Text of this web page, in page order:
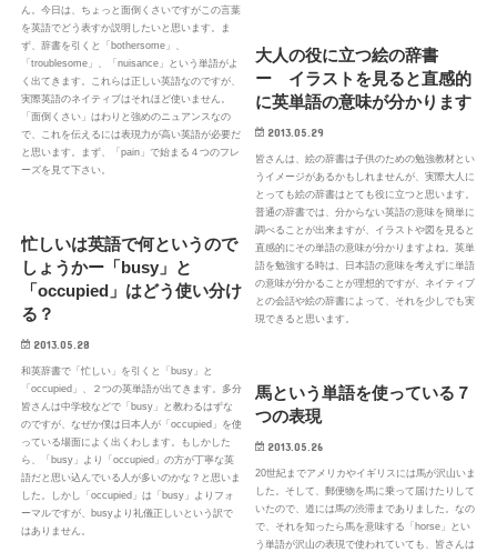
ん。今日は、ちょっと面倒くさいですがこの言葉
を英語でどう表すか説明したいと思います。ま
ず、辞書を引くと「bothersome」、
「troublesome」、「nuisance」という単語がよ
く出てきます。これらは正しい英語なのですが、
実際英語のネイティブはそれほど使いません。
「面倒くさい」はわりと強めのニュアンスなの
で、これを伝えるには表現力が高い英語が必要だ
と思います。まず、「pain」で始まる４つのフレ
ーズを見て下さい。
大人の役に立つ絵の辞書
ー イラストを見ると直感的
に英単語の意味が分かります
2013.05.29
皆さんは、絵の辞書は子供のための勉強教材とい
うイメージがあるかもしれませんが、実際大人に
とっても絵の辞書はとても役に立つと思います。
普通の辞書では、分からない英語の意味を簡単に
調べることが出来ますが、イラストや図を見ると
直感的にその単語の意味が分かりますよね。英単
語を勉強する時は、日本語の意味を考えずに単語
の意味が分かることが理想的ですが、ネイティブ
との会話や絵の辞書によって、それを少しでも実
現できると思います。
忙しいは英語で何というので
しょうかー「busy」と
「occupied」はどう使い分け
る？
2013.05.28
和英辞書で「忙しい」を引くと「busy」と
「occupied」、２つの英単語が出てきます。多分
皆さんは中学校などで「busy」と教わるはずな
のですが、なぜか僕は日本人が「occupied」を使
っている場面によく出くわします。もしかした
ら、「busy」より「occupied」の方が丁寧な英
語だと思い込んでいる人が多いのかな？と思いま
した。しかし「occupied」は「busy」よりフォ
ーマルですが、busyより礼儀正しいという訳で
はありません。
馬という単語を使っている７
つの表現
2013.05.26
20世紀までアメリカやイギリスには馬が沢山いま
した。そして、郵便物を馬に乗って届けたりして
いたので、道には馬の渋滞までありました。なの
で、それを知ったら馬を意味する「horse」とい
う単語が沢山の表現で使われていても、皆さんは